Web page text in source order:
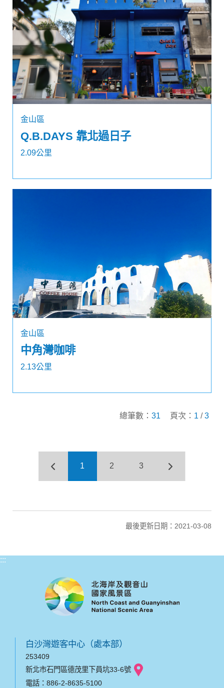
金山區
Q.B.DAYS 靠北過日子
2.09公里
金山區
中角灣咖啡
2.13公里
總筆數： 31 頁次： 1 /3
1 2 3
最後更新日期：2021-03-08
:::
白沙灣遊客中心（處本部）
253409
新北市石門區德茂里下員坑33-6號
電話：886-2-8635-5100